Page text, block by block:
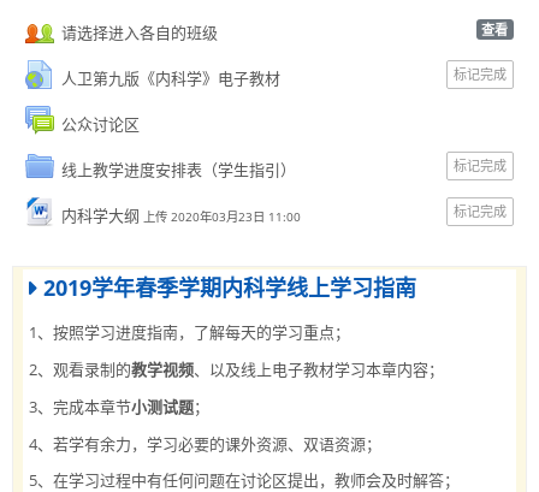
数据统计
一流课程
使用帮助
简体中文 ‎(zh_cn)‎
搜
索
课
程
请选择进入各自的班级 查看
人卫第九版《内科学》电子教材 标记完成
公众讨论区
线上教学进度安排表（学生指引） 标记完成
内科学大纲 上传 2020年03月23日 11:00 标记完成
2019学年春季学期内科学线上学习指南
1、 按照学习进度指南，了解每天的学习重点 ；
2、观看录制的教学视频、以及线上电子教材学习本章内容；
3、完成本章节小测试题；
4、若学有余力，学习必要的课外资源、双语资源；
5、在学习过程中有任何问题在讨论区提出，教师会及时解答；